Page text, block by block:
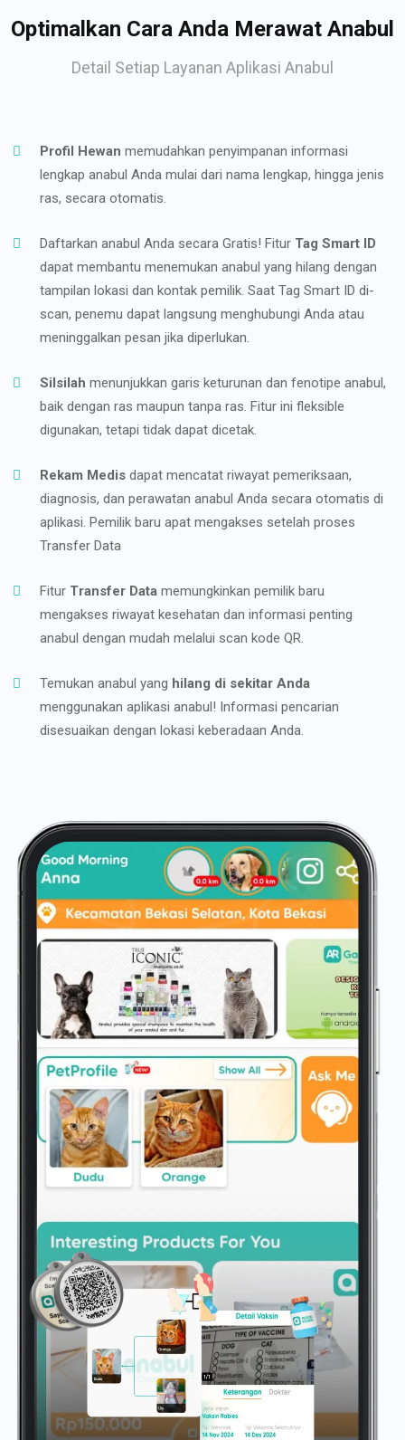
Optimalkan Cara Anda Merawat Anabul
Detail Setiap Layanan Aplikasi Anabul
Profil Hewan memudahkan penyimpanan informasi
lengkap anabul Anda mulai dari nama lengkap, hingga jenis
ras, secara otomatis.
Daftarkan anabul Anda secara Gratis! Fitur Tag Smart ID
dapat membantu menemukan anabul yang hilang dengan
tampilan lokasi dan kontak pemilik. Saat Tag Smart ID di-
scan, penemu dapat langsung menghubungi Anda atau
meninggalkan pesan jika diperlukan.
Silsilah menunjukkan garis keturunan dan fenotipe anabul,
baik dengan ras maupun tanpa ras. Fitur ini fleksible
digunakan, tetapi tidak dapat dicetak.
Rekam Medis dapat mencatat riwayat pemeriksaan,
diagnosis, dan perawatan anabul Anda secara otomatis di
aplikasi. Pemilik baru apat mengakses setelah proses
Transfer Data
Fitur Transfer Data memungkinkan pemilik baru
mengakses riwayat kesehatan dan informasi penting
anabul dengan mudah melalui scan kode QR.
Temukan anabul yang hilang di sekitar Anda
menggunakan aplikasi anabul! Informasi pencarian
disesuaikan dengan lokasi keberadaan Anda.